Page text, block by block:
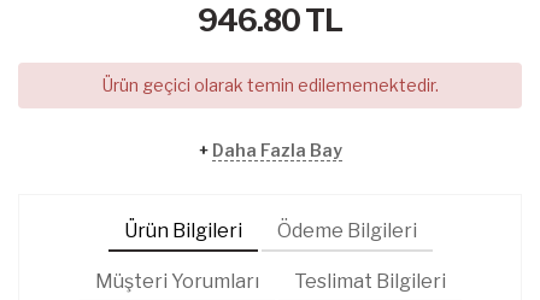
946.80TL
Ürün geçici olarak temin edilememektedir.
+ Daha Fazla Bay
Ürün Bilgileri Ödeme Bilgileri
Müşteri Yorumları Teslimat Bilgileri